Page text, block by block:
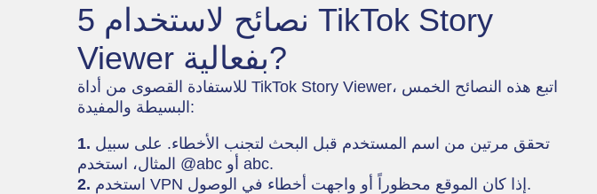
5 نصائح لاستخدام TikTok Story
Viewer بفعالية?
للاستفادة القصوى من أداة TikTok Story Viewer، اتبع هذه النصائح الخمس
البسيطة والمفيدة:
1.
المثال، استخدم @abc أو abc.
2.
استخدم VPN إذا كان الموقع محظوراً أو واجهت أخطاء في الوصول.